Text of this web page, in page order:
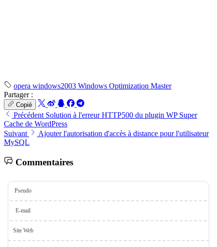
opera windows2003 Windows Optimization Master
Partager :
Copié
Précédent Solution à l'erreur HTTP500 du plugin WP Super
Cache de WordPress
Suivant
Ajouter l'autorisation d'accès à distance pour l'utilisateur
MySQL
Commentaires
Pseudo
E-mail
Site Web